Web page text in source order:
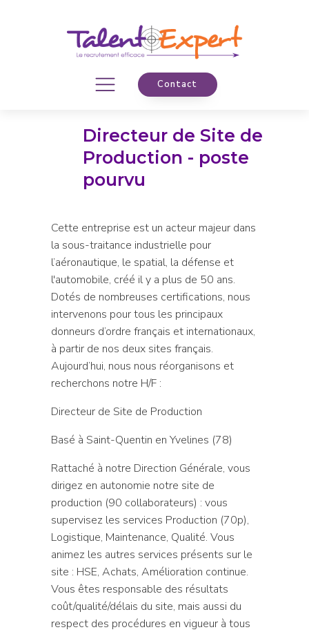
Contact
Directeur de Site de
Production - poste
pourvu
Cette entreprise est un acteur majeur dans
la sous-traitance industrielle pour
l’aéronautique, le spatial, la défense et
l'automobile, créé il y a plus de 50 ans.
Dotés de nombreuses certifications, nous
intervenons pour tous les principaux
donneurs d’ordre français et internationaux,
à partir de nos deux sites français.
Aujourd’hui, nous nous réorganisons et
recherchons notre H/F :
Directeur de Site de Production
Basé à Saint-Quentin en Yvelines (78)
Rattaché à notre Direction Générale, vous
dirigez en autonomie notre site de
production (90 collaborateurs) : vous
supervisez les services Production (70p),
Logistique, Maintenance, Qualité. Vous
animez les autres services présents sur le
site : HSE, Achats, Amélioration continue.
Vous êtes responsable des résultats
coût/qualité/délais du site, mais aussi du
respect des procédures en vigueur à tous